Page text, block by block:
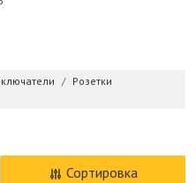
Розетки
Сортировка